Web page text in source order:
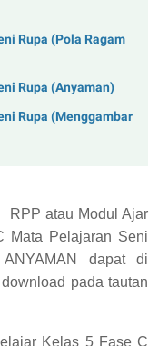
Rupa (Pola Ragam
Rupa (Anyaman)
Rupa (Menggambar
RPP atau Modul Ajar
Mata Pelajaran Seni
dapat di
pada tautan
Kelas 5 Fase C